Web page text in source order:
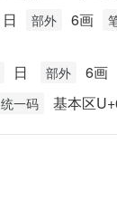
日 部外 6画
日 部外 6画
统一码 基本区